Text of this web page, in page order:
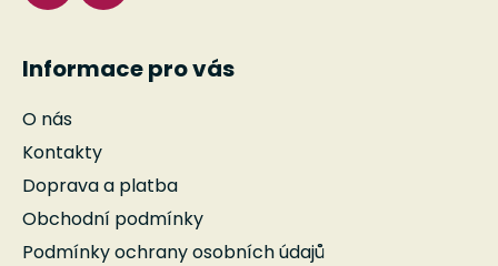
Informace pro vás
O nás
Kontakty
Doprava a platba
Obchodní podmínky
Podmínky ochrany osobních údajů